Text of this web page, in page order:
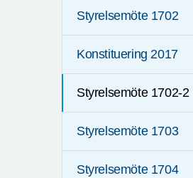
Styrelsemöte 1702
Konstituering 2017
Styrelsemöte 1702-2
Styrelsemöte 1703
Styrelsemöte 1704